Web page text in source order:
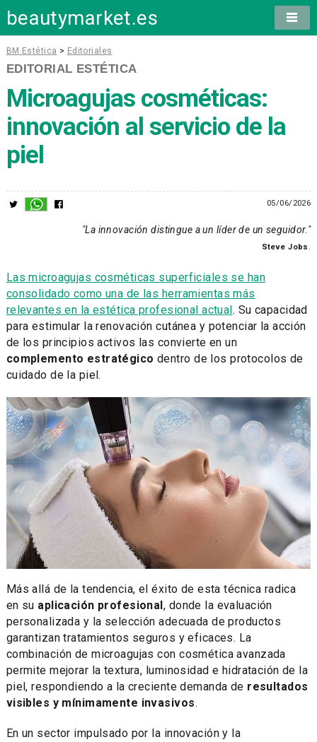
beautymarket.es
BM Estética > Editoriales
EDITORIAL ESTÉTICA
Microagujas cosméticas:
innovación al servicio de la
piel
05/06/2026
"La innovación distingue a un líder de un seguidor."
Steve Jobs .
Las microagujas cosméticas superficiales se han
consolidado como una de las herramientas más
relevantes en la estética profesional actual. Su capacidad
para estimular la renovación cutánea y potenciar la acción
de los principios activos las convierte en un
complemento estratégico dentro de los protocolos de
cuidado de la piel.
Más allá de la tendencia, el éxito de esta técnica radica
en su aplicación profesional , donde la evaluación
personalizada y la selección adecuada de productos
garantizan tratamientos seguros y eficaces. La
combinación de microagujas con cosmética avanzada
permite mejorar la textura, luminosidad e hidratación de la
piel, respondiendo a la creciente demanda de resultados
visibles y mínimamente invasivos.
En un sector impulsado por la innovación y la